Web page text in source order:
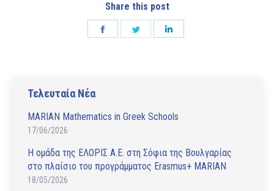
Share this post
Τελευταία Νέα
MARIAN Mathematics in Greek Schools
17/06/2026
Η ομάδα της ΕΛΟΡΙΣ Α.Ε. στη Σόφια της Βουλγαρίας
στο πλαίσιο του προγράμματος Erasmus+ MARIAN
18/05/2026